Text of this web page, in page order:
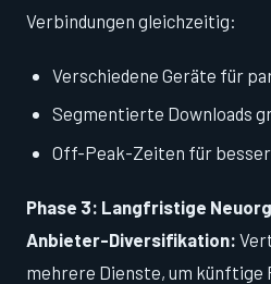
Verbindungen gleichzeitig:
Verschiedene Geräte für
Segmentierte Downloads
Off-Peak-Zeiten für
Phase 3: Langfristige
Anbieter-Diversifikation:
mehrere Dienste, um künftige